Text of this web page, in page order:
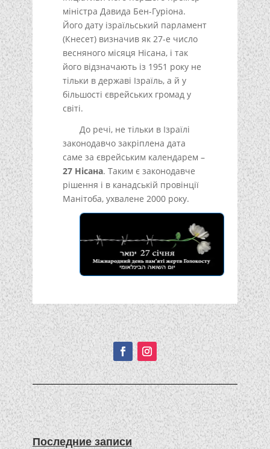
міністра Давида Бен-Гуріона.
Його дату ізраїльський парламент
(Кнесет) визначив як 27-е число
весняного місяця Нісана, і так
його відзначають із 1951 року не
тільки в державі Ізраїль, а й у
більшості єврейських громад у
світі.
До речі, не тільки в Ізраїлі
законодавчо закріплена дата
саме за єврейським календарем –
27 Нісана. Таким є законодавче
рішення і в канадській провінції
Манітоба, ухвалене 2000 року.
Подписывайтесь!
Последние записи